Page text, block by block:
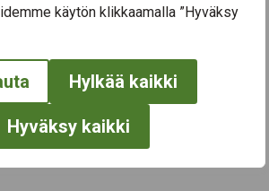
käytön klikkaamalla ”Hyväksy
Hylkää kaikki
Hyväksy kaikki